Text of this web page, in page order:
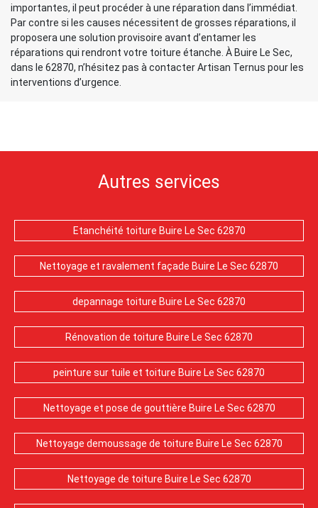
importantes, il peut procéder à une réparation dans l’immédiat.
Par contre si les causes nécessitent de grosses réparations, il
proposera une solution provisoire avant d’entamer les
réparations qui rendront votre toiture étanche. À Buire Le Sec,
dans le 62870, n’hésitez pas à contacter Artisan Ternus pour les
interventions d’urgence.
Autres services
Etanchéité toiture Buire Le Sec 62870
Nettoyage et ravalement façade Buire Le Sec 62870
depannage toiture Buire Le Sec 62870
Rénovation de toiture Buire Le Sec 62870
peinture sur tuile et toiture Buire Le Sec 62870
Nettoyage et pose de gouttière Buire Le Sec 62870
Nettoyage demoussage de toiture Buire Le Sec 62870
Nettoyage de toiture Buire Le Sec 62870